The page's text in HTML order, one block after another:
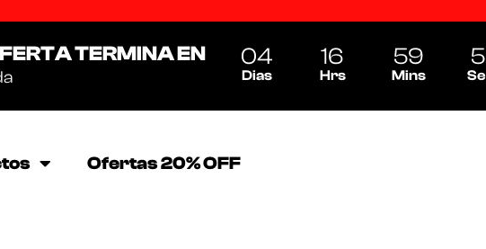
TERMINA EN 04
Dias
16
Hrs
59
Mins
Ofertas 20% OFF